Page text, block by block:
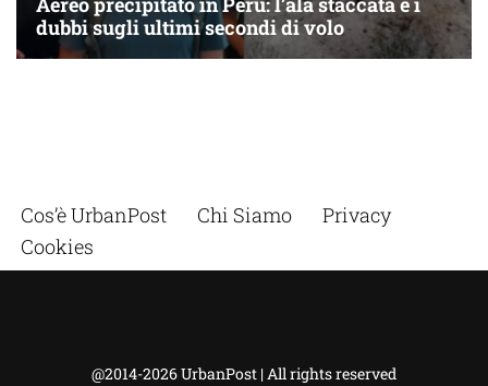
Cos’è UrbanPost Chi Siamo
Privacy
Cookies
@2014-2026 UrbanPost | All rights reserved